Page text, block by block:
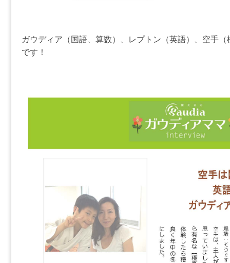
ガウディア（国語、算数）、レプトン（英語）、空手
です！